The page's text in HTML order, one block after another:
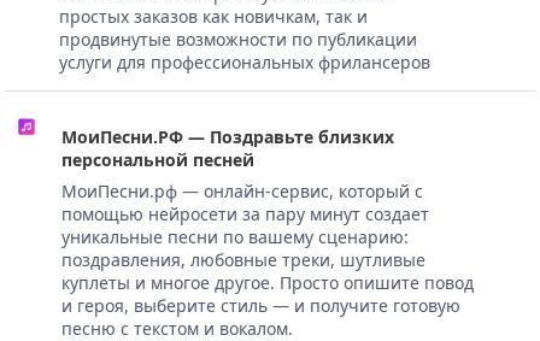
простых заказов как новичкам, так и
продвинутые возможности по публикации
услуги для профессиональных фрилансеров
МоиПесни.РФ — Поздравьте близких
персональной песней
МоиПесни.рф — онлайн-сервис, который с
помощью нейросети за пару минут создает
уникальные песни по вашему сценарию:
поздравления, любовные треки, шутливые
куплеты и многое другое. Просто опишите повод
и героя, выберите стиль — и получите готовую
песню с текстом и вокалом.